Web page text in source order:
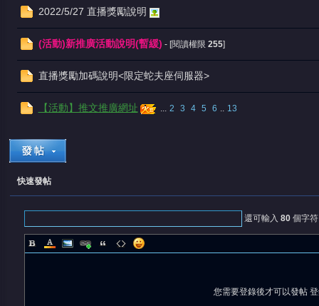
2022/5/27 直播獎勵說明
(活動)新推廣活動說明(暫緩) - [閱讀權限 255]
直播獎勵加碼說明<限定蛇夫座伺服器>
【活動】推文推廣網址 ... 2 3 4 5 6 .. 13
快速發帖
還可輸入 80個字符
您需要登錄後才可以發帖